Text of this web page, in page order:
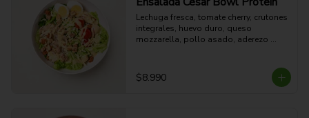
Lechuga fresca, tomate cherry, crutones
integrales, huevo duro, queso
mozzarella, pollo asado, aderezo
15g grasa - 4g Fibra - 578 Kcal
$8.990